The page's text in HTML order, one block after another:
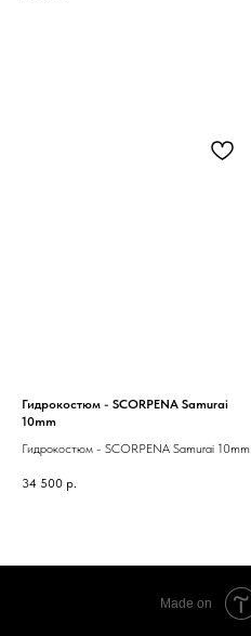
Гидрокостюм - SCORPENA Samurai
10mm
Гидрокостюм - SCORPENA Samurai 10mm
34 500 р.
Made on